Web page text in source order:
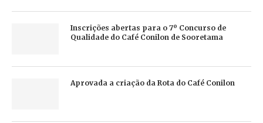
Inscrições abertas para o 7º Concurso de
Qualidade do Café Conilon de Sooretama
Aprovada a criação da Rota do Café Conilon